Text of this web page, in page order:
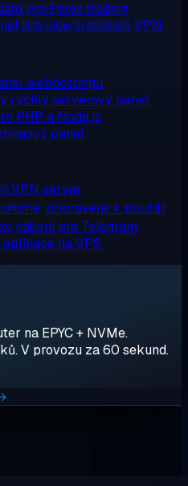
pro Forex trading
pro více protokolů VPN
webhostingu
rychlý serverový panel
PHP a Node.js
panel
VPN server
připravený k použití
nativní pro Telegram
na VPS
na EPYC + NVMe.
V provozu za 60 sekund.